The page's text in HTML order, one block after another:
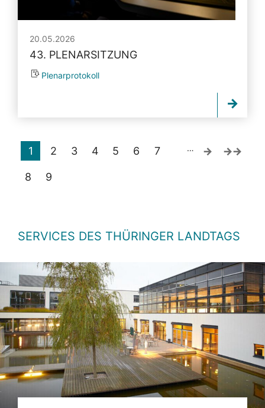
20.05.2026
43. PLENARSITZUNG
Plenarprotokoll
1 2 3 4 5 6 7
8 9
…
SERVICES DES THÜRINGER LANDTAGS